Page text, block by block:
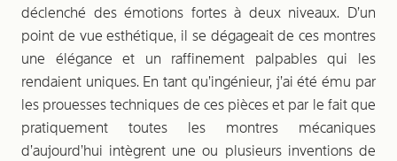
déclenché des émotions fortes à deux niveaux. D’un
point de vue esthétique, il se dégageait de ces montres
une élégance et un raffinement palpables qui les
rendaient uniques. En tant qu’ingénieur, j’ai été ému par
les prouesses techniques de ces pièces et par le fait que
pratiquement toutes les montres mécaniques
d’aujourd’hui intègrent une ou plusieurs inventions de